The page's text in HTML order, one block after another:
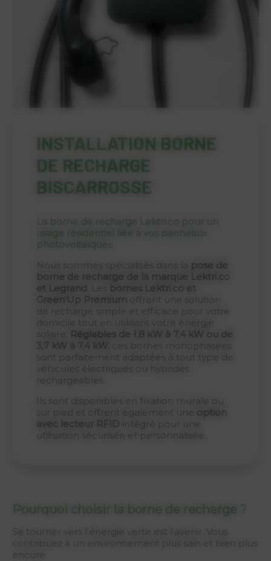
INSTALLATION BORNE
DE RECHARGE
BISCARROSSE
La borne de recharge Lektri.co pour un
Nous sommes spécialisés dans la pose de
borne de recharge de la marque Lektri.co
et Legrand . Les bornes Lektri.co et
Green'Up Premium
offrent une solution
de recharge simple et efficace pour votre
domicile tout en utilisant votre énergie
solaire.
Réglables de 1,8 kW à 7,4 kW ou de
3,7 kW à 7,4 kW, ces bornes monophasées
sont parfaitement adaptées à tout type de
véhicules électriques ou hybrides
rechargeables.
Ils sont disponibles en fixation murale ou
sur pied et offrent également une
option
avec lecteur RFID intégré pour une
utilisation sécurisée et personnalisée.
Pourquoi choisir la borne de recharge ?
Se tourner vers l’énergie verte est l’avenir. Vous
contribuez à un environnement plus sain et bien plus
encore.